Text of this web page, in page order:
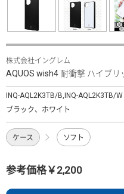
株式会社イングレム
AQUOS wish4 耐衝撃 ハイブリ
INQ-AQL2K3TB/B,INQ-AQL2K3TB/W
ブラック、ホワイト
ケース ソフト
参考価格￥2,200